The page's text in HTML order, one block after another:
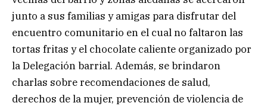
junto a sus familias y amigas para disfrutar del
encuentro comunitario en el cual no faltaron las
tortas fritas y el chocolate caliente organizado por
la Delegación barrial. Además, se brindaron
charlas sobre recomendaciones de salud,
derechos de la mujer, prevención de violencia de